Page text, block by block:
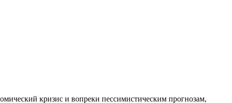
кризис и вопреки пессимистическим прогнозам,